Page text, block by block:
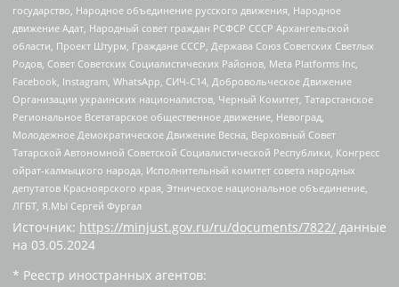
государство, Народное объединение русского движения, Народное
движение Адат, Народный совет граждан РСФСР СССР Архангельской
области, Проект Штурм, Граждане СССР, Держава Союз Советских Светлых
Родов, Совет Советских Социалистических Районов, Meta Platforms Inc,
Facebook, Instagram, WhatsApp, СИЧ-С14, Добровольческое Движение
Организации украинских националистов, Черный Комитет, Татарстанское
Региональное Всетатарское общественное движение, Невоград,
Молодежное Демократическое Движение Весна, Верховный Совет
Татарской Автономной Советской Социалистической Республики, Конгресс
ойрат-калмыцкого народа, Исполнительный комитет совета народных
депутатов Красноярского края, Этническое национальное объединение,
ЛГБТ, Я.МЫ Сергей Фургал
Источник: https://minjust.gov.ru/ru/documents/7822/ данные
на 03.05.2024
* Реестр иностранных агентов: